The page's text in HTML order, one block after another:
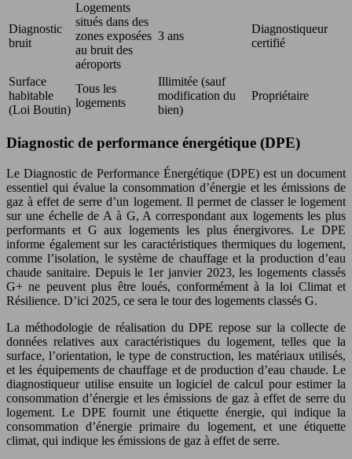
Diagnostic
bruit
Logements
situés dans des
zones exposées
au bruit des
aéroports
3 ans
Diagnostiqueur
certifié
Surface
habitable
(Loi Boutin)
Tous les
logements
Illimitée (sauf
modification du
bien)
Propriétaire
Diagnostic de performance énergétique (DPE)
Le Diagnostic de Performance Énergétique (DPE) est un document
essentiel qui évalue la consommation d’énergie et les émissions de
gaz à effet de serre d’un logement. Il permet de classer le logement
sur une échelle de A à G, A correspondant aux logements les plus
performants et G aux logements les plus énergivores. Le DPE
informe également sur les caractéristiques thermiques du logement,
comme l’isolation, le système de chauffage et la production d’eau
chaude sanitaire. Depuis le 1er janvier 2023, les logements classés
G+ ne peuvent plus être loués, conformément à la loi Climat et
Résilience. D’ici 2025, ce sera le tour des logements classés G.
La méthodologie de réalisation du DPE repose sur la collecte de
données relatives aux caractéristiques du logement, telles que la
surface, l’orientation, le type de construction, les matériaux utilisés,
et les équipements de chauffage et de production d’eau chaude. Le
diagnostiqueur utilise ensuite un logiciel de calcul pour estimer la
consommation d’énergie et les émissions de gaz à effet de serre du
logement. Le DPE fournit une étiquette énergie, qui indique la
consommation d’énergie primaire du logement, et une étiquette
climat, qui indique les émissions de gaz à effet de serre.